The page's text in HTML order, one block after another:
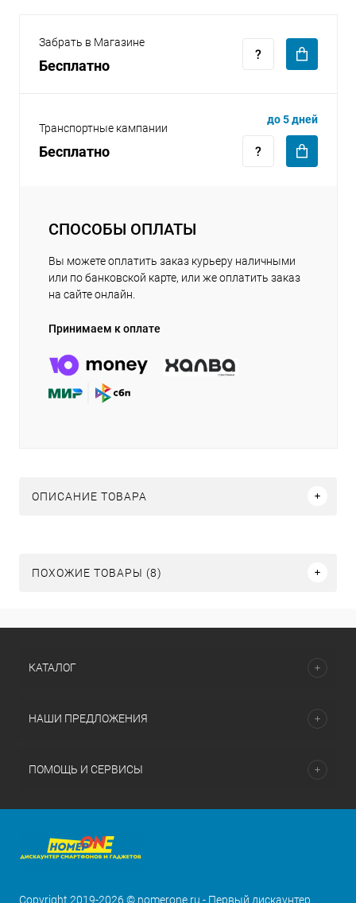
Забрать в Магазине
Бесплатно
Транспортные кампании
Бесплатно
до 5 дней
СПОСОБЫ ОПЛАТЫ
Вы можете оплатить заказ курьеру наличными
или по банковской карте, или же оплатить заказ
на сайте онлайн.
Принимаем к оплате
ОПИСАНИЕ ТОВАРА
ПОХОЖИЕ ТОВАРЫ (8)
КАТАЛОГ
НАШИ ПРЕДЛОЖЕНИЯ
ПОМОЩЬ И СЕРВИСЫ
Copyright 2019-2026 © nomerone.ru - Первый дискаунтер